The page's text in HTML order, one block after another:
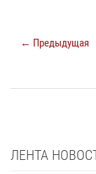
← Предыдущая
ЛЕНТА